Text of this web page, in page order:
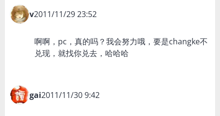
v2011/11/29 23:52
啊啊，pc，真的吗？我会努力哦，要是changke不
兑现，就找你兑去，哈哈哈
gai2011/11/30 9:42